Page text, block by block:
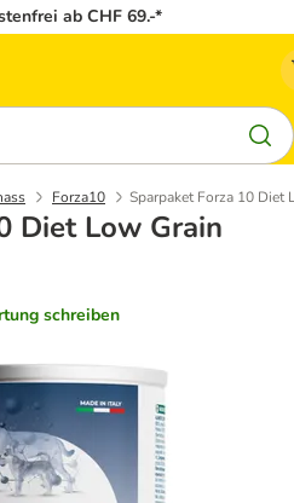
ab CHF 69.-*
Forza10 Sparpaket Forza 10 Diet
Diet Low Grain
schreiben